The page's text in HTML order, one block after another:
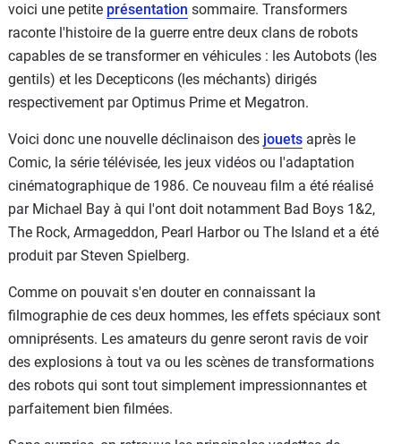
voici une petite présentation sommaire. Transformers
raconte l'histoire de la guerre entre deux clans de robots
capables de se transformer en véhicules : les Autobots (les
gentils) et les Decepticons (les méchants) dirigés
respectivement par Optimus Prime et Megatron.
Voici donc une nouvelle déclinaison des jouets après le
Comic, la série télévisée, les jeux vidéos ou l'adaptation
cinématographique de 1986. Ce nouveau film a été réalisé
par Michael Bay à qui l'ont doit notamment Bad Boys 1&2,
The Rock, Armageddon, Pearl Harbor ou The Island et a été
produit par Steven Spielberg.
Comme on pouvait s'en douter en connaissant la
filmographie de ces deux hommes, les effets spéciaux sont
omniprésents. Les amateurs du genre seront ravis de voir
des explosions à tout va ou les scènes de transformations
des robots qui sont tout simplement impressionnantes et
parfaitement bien filmées.